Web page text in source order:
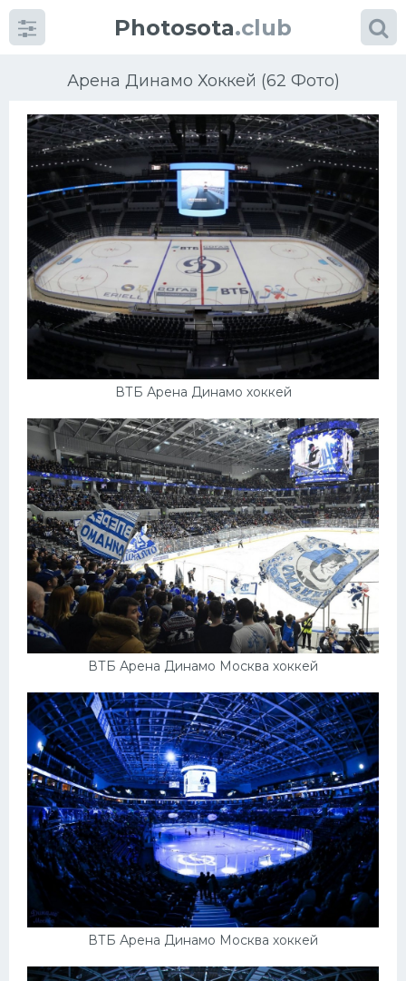
Photosota.club
Арена Динамо Хоккей (62 Фото)
ВТБ Арена Динамо хоккей
ВТБ Арена Динамо Москва хоккей
ВТБ Арена Динамо Москва хоккей
КатегорииФото
Еще картинки...
Футбол
Баскетбол
Конькобежный спорт
Тренажеры
Интерьер квартиры